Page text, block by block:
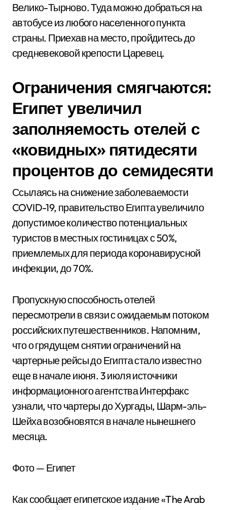
Велико-Тырново. Туда можно добраться на
автобусе из любого населенного пункта
страны. Приехав на место, пройдитесь до
средневековой крепости Царевец.
Ограничения смягчаются:
Египет увеличил
заполняемость отелей с
«ковидных» пятидесяти
процентов до семидесяти
Ссылаясь на снижение заболеваемости
COVID-19, правительство Египта увеличило
допустимое количество потенциальных
туристов в местных гостиницах с 50%,
приемлемых для периода коронавирусной
инфекции, до 70%.
Пропускную способность отелей
пересмотрели в связи с ожидаемым потоком
российских путешественников. Напомним,
что о грядущем снятии ограничений на
чартерные рейсы до Египта стало известно
еще в начале июня. 3 июля источники
информационного агентства Интерфакс
узнали, что чартеры до Хургады, Шарм-эль-
Шейха возобновятся в начале нынешнего
месяца.
Фото — Египет
Как сообщает египетское издание «The Arab